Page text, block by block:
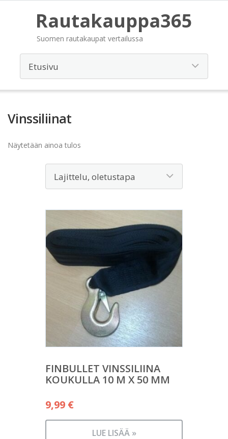
Rautakauppa365
Suomen rautakaupat vertailussa
Vinssiliinat
Näytetään ainoa tulos
FINBULLET VINSSILIINA
KOUKULLA 10 M X 50 MM
9,99 €
LUE LISÄÄ »